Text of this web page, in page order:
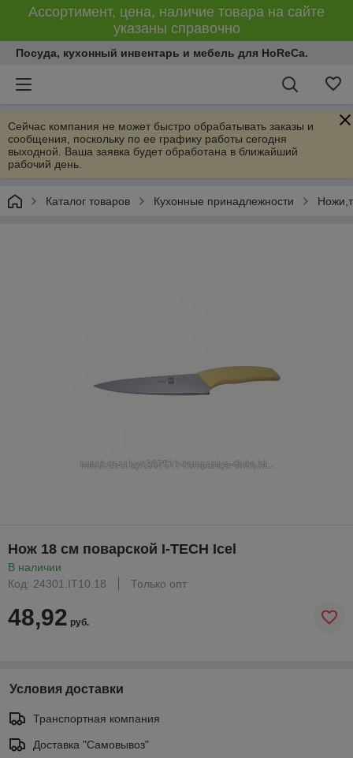
Ассортимент, цена, наличие товара на сайте
указаны справочно
Посуда, кухонный инвентарь и мебель для HoReCa.
Сейчас компания не может быстро обрабатывать заказы и
сообщения, поскольку по ее графику работы сегодня
выходной. Ваша заявка будет обработана в ближайший
рабочий день.
Каталог товаров Кухонные принадлежности
Нож 18 см поварской I-TECH Icel
В наличии
Код: 24301.IT10.18
Только опт
48,92 руб.
Условия доставки
Транспортная компания
Доставка "Самовывоз"